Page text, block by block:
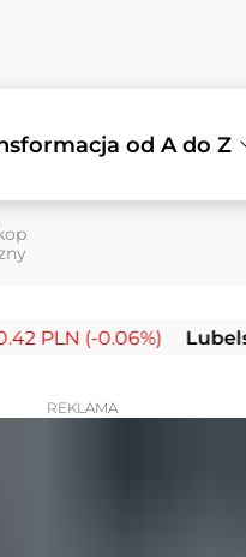
od A do Z
0.06%) Lubelski
REKLAMA